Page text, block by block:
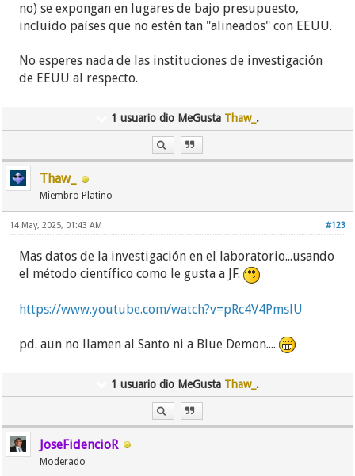
no) se expongan en lugares de bajo presupuesto,
incluido países que no estén tan "alineados" con EEUU.
No esperes nada de las instituciones de investigación
de EEUU al respecto.
1 usuario dio MeGusta Thaw_ .
Thaw_
Miembro Platino
#123
14 May, 2025, 01:43 AM
Mas datos de la investigación en el laboratorio...usando
el método científico como le gusta a JF.
https://www.youtube.com/watch?v=pRc4V4PmslU
pd. aun no llamen al Santo ni a Blue Demon....
1 usuario dio MeGusta Thaw_ .
JoseFidencioR
Moderado